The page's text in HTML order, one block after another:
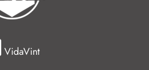
VidaVint